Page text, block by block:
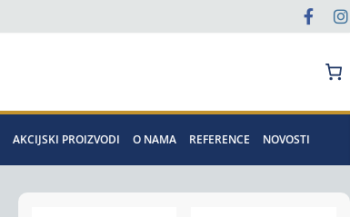
AKCIJSKI PROIZVODI O NAMA REFERENCE NOVOSTI